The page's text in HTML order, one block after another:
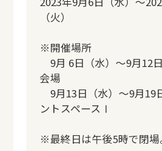
（火）
※開催場所
9月 6日（水）～9月12
会場
9月13日（水）～9月19
ントスペースⅠ
※最終日は午後5時で閉場